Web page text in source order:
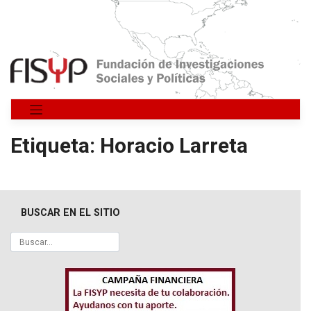
Saltar
Etiqueta: Horacio Larreta
BUSCAR EN EL SITIO